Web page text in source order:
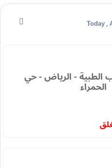
الطبية - الرياض - حي